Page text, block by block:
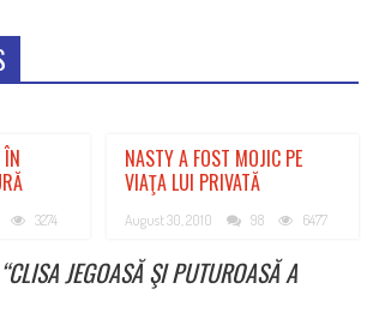
3274
NASTY A FOST MOJIC PE
VIAŢA LUI PRIVATĂ
August 30, 2010 98 6477
CLISA JEGOASĂ ŞI PUTUROASĂ A